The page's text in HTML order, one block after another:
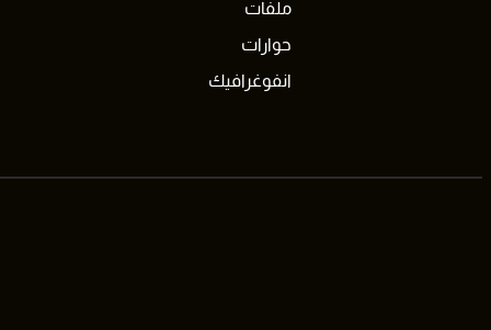
ملفات
حوارات
انفوغرافيك